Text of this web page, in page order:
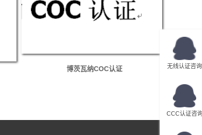
博茨瓦纳COC认证
无线认证咨询
CCC认证咨